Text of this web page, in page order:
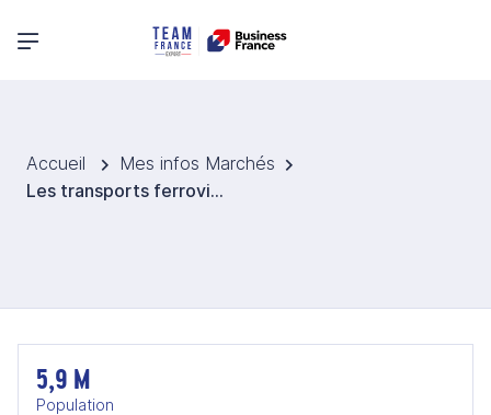
Menu principal
Accueil
Mes infos Marchés
Les transports ferroviaires et urbains au Danemark
5,9 M
Population